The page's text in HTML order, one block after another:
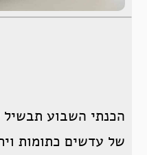
הכנתי השבוע
של עדשים כתומות